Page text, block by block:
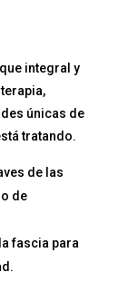
integral y
únicas de
tratando.
de las
de
fascia para